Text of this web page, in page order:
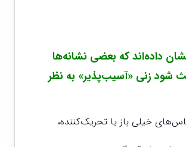
داده‌اند که بعضی نشانه‌ها
شود زنی «آسیب‌پذیر» به نظر
خیلی باز یا تحریک‌کننده،